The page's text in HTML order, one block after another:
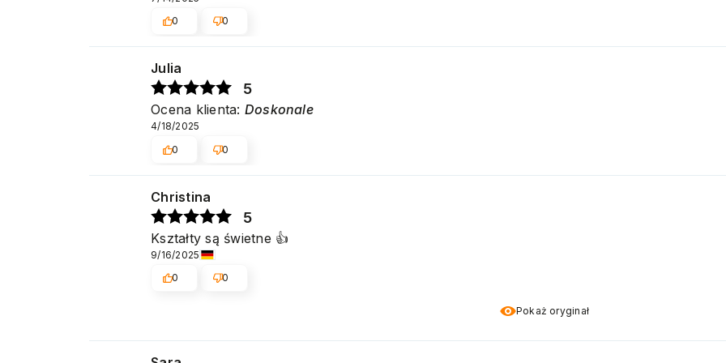
0
0
Julia
5
Ocena klienta: Doskonale
4/18/2025
0
0
Pokaż oryginał
Christina
5
Kształty są świetne 👍️
9/16/2025
0
0